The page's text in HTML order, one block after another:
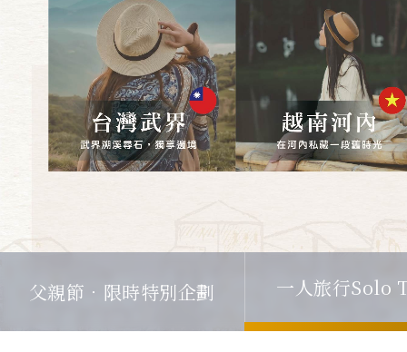
父親節．限時特別企劃 一人旅行Solo